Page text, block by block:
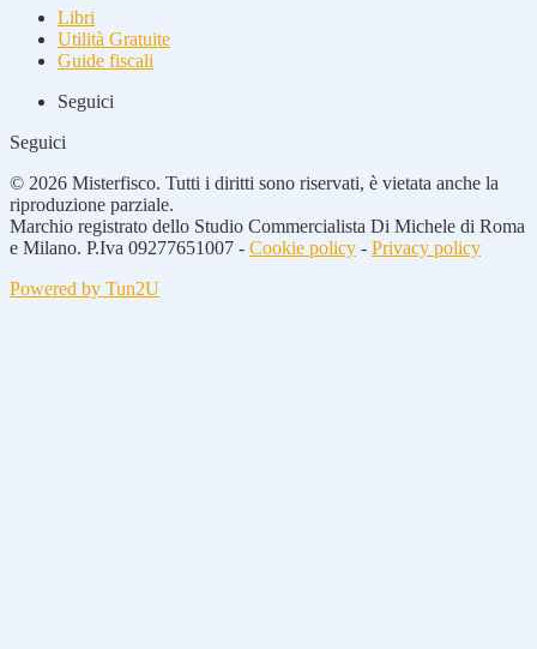
Libri
Utilità Gratuite
Guide fiscali
Seguici
Seguici
© 2026 Misterfisco. Tutti i diritti sono riservati, è vietata anche la
riproduzione parziale.
Marchio registrato dello Studio Commercialista Di Michele di Roma
e Milano. P.Iva 09277651007 - Cookie policy - Privacy policy
Powered by Tun2U